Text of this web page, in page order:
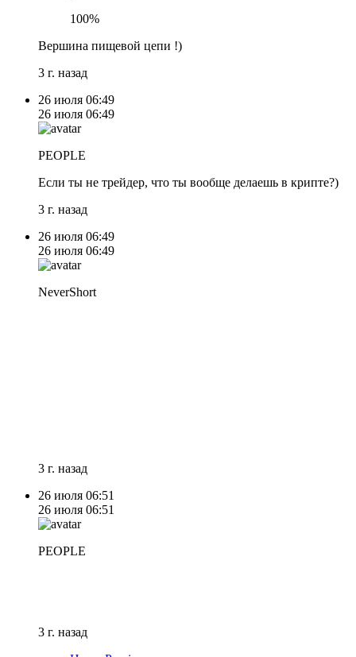
100%
Вершина пищевой цепи !)
3 г. назад
26 июля 06:49
26 июля 06:49
PEOPLE
Если ты не трейдер, что ты вообще делаешь в крипте?)
3 г. назад
26 июля 06:49
26 июля 06:49
NeverShort
3 г. назад
26 июля 06:51
26 июля 06:51
PEOPLE
3 г. назад